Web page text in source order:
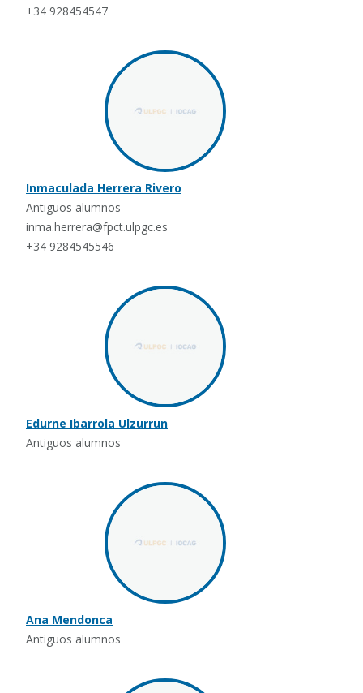
+34 928454547
Inmaculada Herrera Rivero
Antiguos alumnos
inma.herrera@fpct.ulpgc.es
+34 9284545546
Edurne Ibarrola Ulzurrun
Antiguos alumnos
Ana Mendonca
Antiguos alumnos